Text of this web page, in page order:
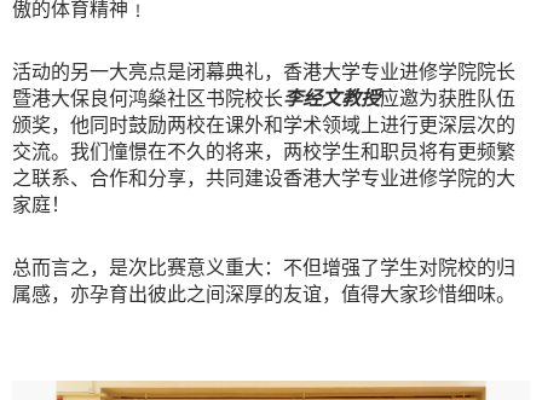
傲的体育精神﹗
活动的另一大亮点是闭幕典礼，香港大学专业进修学院院长
暨港大保良何鸿燊社区书院校长李经文教授应邀为获胜队伍
颁奖，他同时鼓励两校在课外和学术领域上进行更深层次的
交流。我们憧憬在不久的将来，两校学生和职员将有更频繁
之联系、合作和分享，共同建设香港大学专业进修学院的大
家庭！
总而言之，是次比赛意义重大：不但增强了学生对院校的归
属感，亦孕育出彼此之间深厚的友谊，值得大家珍惜细味。